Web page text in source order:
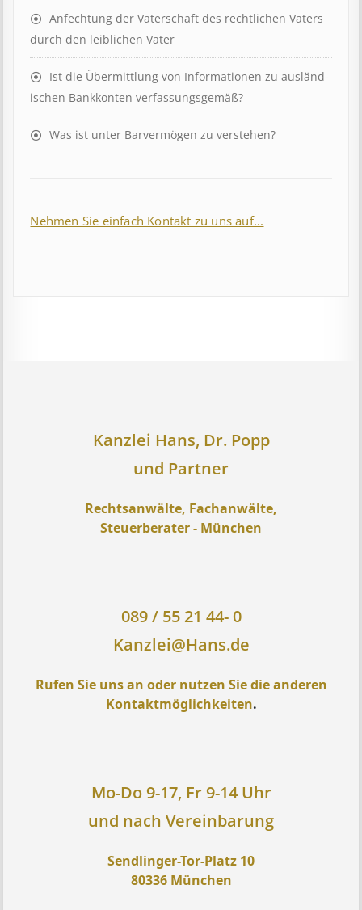
Anfechtung der Vaterschaft des rechtlichen Vaters
durch den leiblichen Vater
Ist die Über­mitt­lung von In­for­mat­ion­en zu aus­länd­
isch­en Bank­kont­en ver­fass­ungs­ge­mäß?
Was ist unter Barvermögen zu verstehen?
Nehmen Sie einfach Kontakt zu uns auf...
Kanzlei Hans, Dr. Popp
und Partner
Rechtsanwälte, Fachanwälte,
Steuerberater - München
089 / 55 21 44- 0
Kanzlei@Hans.de
Rufen Sie uns an oder nutzen Sie die anderen
Kontaktmöglichkeiten.
Mo-Do 9-17, Fr 9-14 Uhr
und nach Vereinbarung
Sendlinger-Tor-Platz 10
80336 München